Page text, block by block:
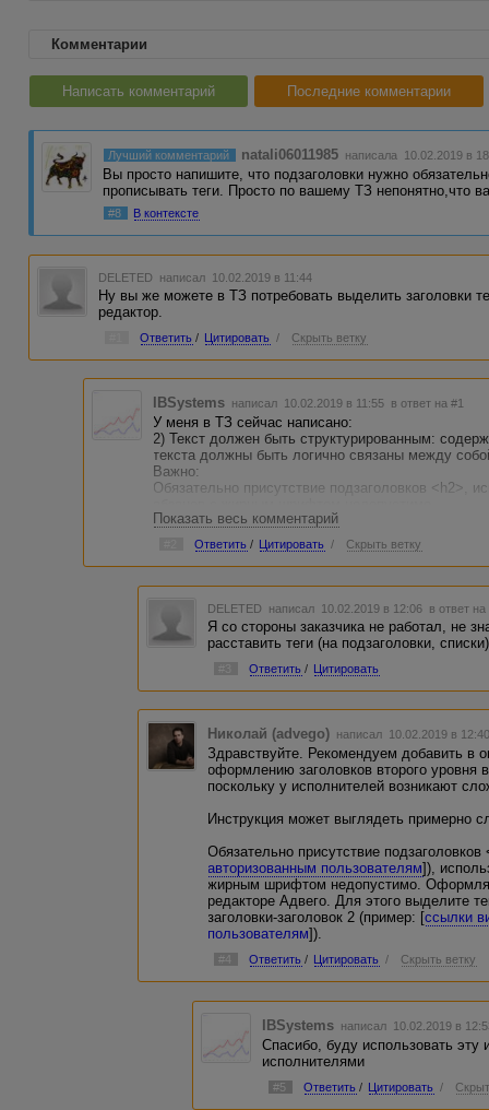
Комментарии
Написать комментарий Последние комментарии
Лучший комментарий natali06011985 написала 10.02.2019 в
Вы просто напишите, что подзаголовки нужно
прописывать теги. Просто по вашему ТЗ непонятно,что
#8 В контексте
DELETED написал 10.02.2019 в 11:44
Ну вы же можете в ТЗ потребовать выделить заголовки
редактор.
Ответить / Цитировать / Скрыть ветку
IBSystems написал 10.02.2019 в 11:55 в ответ на #1
У меня в ТЗ сейчас написано:
2) Текст должен быть структурированным:
текста должны быть логично связаны между
Важно:
Обязательно присутствие подзаголовков <h2>,
Я как заказчик могу где-то получить доступ к
и выделить где именно проставляются заголовки)
Показать весь комментарий
Ответить / Цитировать / Скрыть ветку
DELETED написал 10.02.2019 в 12:06 в ответ на
Я со стороны заказчика не работал, не
расставить теги (на подзаголовки,
Ответить / Цитировать
Николай (advego) написал 10.02.2019 в
Здравствуйте. Рекомендуем добавить в
оформлению заголовков второго уровня
поскольку у исполнителей возникают
Инструкция может выглядеть примерно
Обязательно присутствие
авторизованным пользователям]),
жирным шрифтом недопустимо.
редакторе Адвего. Для этого выделите
заголовки-заголовок 2 (пример: [ссылки
пользователям]).
#4 Ответить / Цитировать / Скрыть ветку
IBSystems написал 10.02.2019 в
Спасибо, буду использовать
исполнителями
#5 Ответить / Цитировать /